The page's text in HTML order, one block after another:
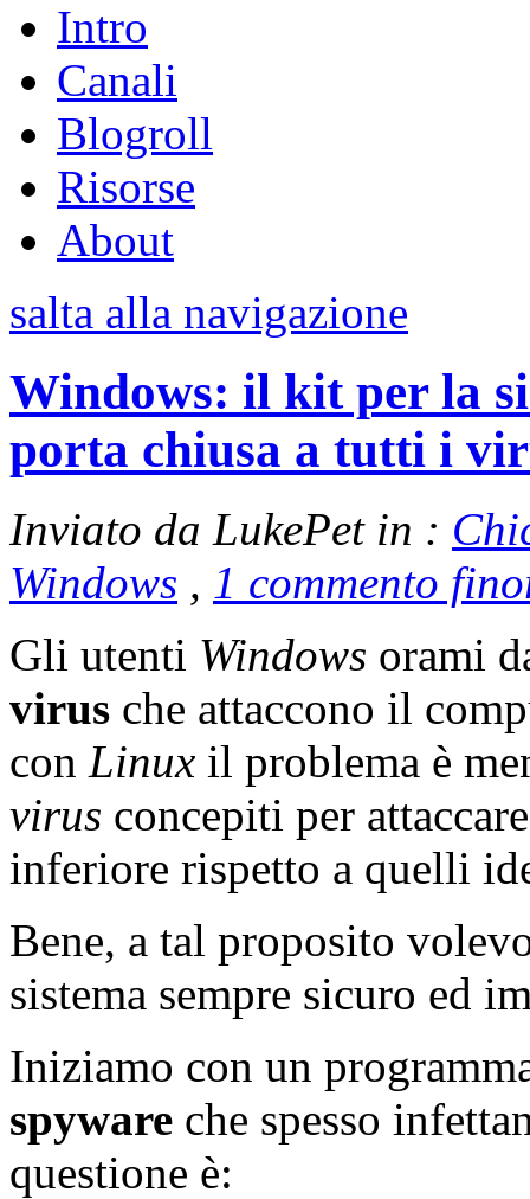
Intro
Canali
Blogroll
Risorse
About
salta alla navigazione
Windows: il kit per la
porta chiusa a tutti i
Inviato da LukePet in :
Windows , 1 commento
Gli utenti Windows orami
virus che attaccono il
con Linux il problema è
virus concepiti per
inferiore rispetto a quelli
Bene, a tal proposito
sistema sempre sicuro ed
Iniziamo con un
spyware che spesso
questione è: